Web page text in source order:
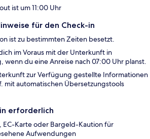
ist um 11:00 Uhr
für den Check-in
ist zu bestimmten Zeiten besetzt.
im Voraus mit der Unterkunft in
wenn du eine Anreise nach 07:00 Uhr planst.
zur Verfügung gestellte Informationen
mit automatischen Übersetzungstools
erforderlich
EC-Karte oder Bargeld-Kaution für
Aufwendungen